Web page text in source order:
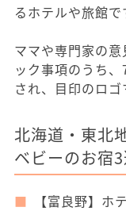
るホテルや旅館で
ママや専門家の
ック事項のうち
され、目印のロゴ
北海道・東北
ベビーのお宿
【富良野】ホ